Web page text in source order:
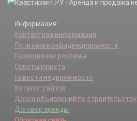
Информация:
Контактная информация
Политика конфиденциальности
Размещение рекламы
Советы юриста
Новости недвижимости
Каталог сайтов
Доска объявлений по строительству
Договор аренды